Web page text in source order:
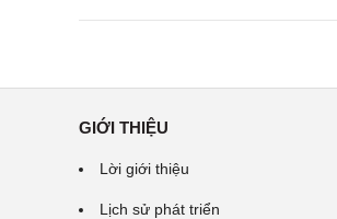
GIỚI THIỆU
Lời giới thiệu
Lịch sử phát triển